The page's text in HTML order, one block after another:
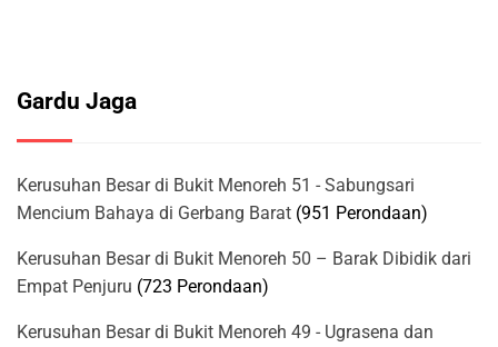
Gardu Jaga
Kerusuhan Besar di Bukit Menoreh 51 - Sabungsari
Mencium Bahaya di Gerbang Barat (951 Perondaan)
Kerusuhan Besar di Bukit Menoreh 50 – Barak Dibidik dari
Empat Penjuru (723 Perondaan)
Kerusuhan Besar di Bukit Menoreh 49 - Ugrasena dan